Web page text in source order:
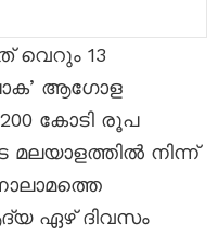
വെറും 13
ആഗോള
കോടി രൂപ
നിന്ന്
ഏഴ് ദിവസം